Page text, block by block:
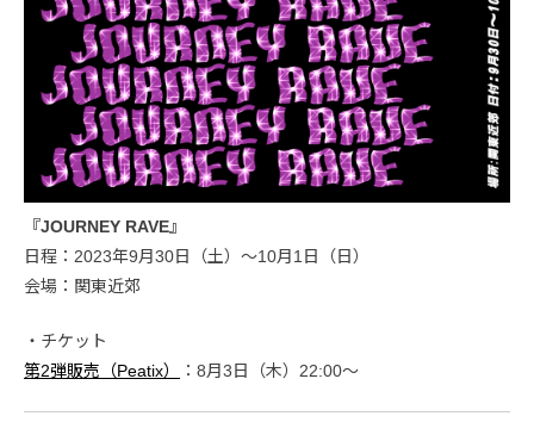
『JOURNEY RAVE』
日程：2023年9月30日（土）〜10月1日（日）
会場：関東近郊
・チケット
第2弾販売（Peatix）
：8月3日（木）22:00〜